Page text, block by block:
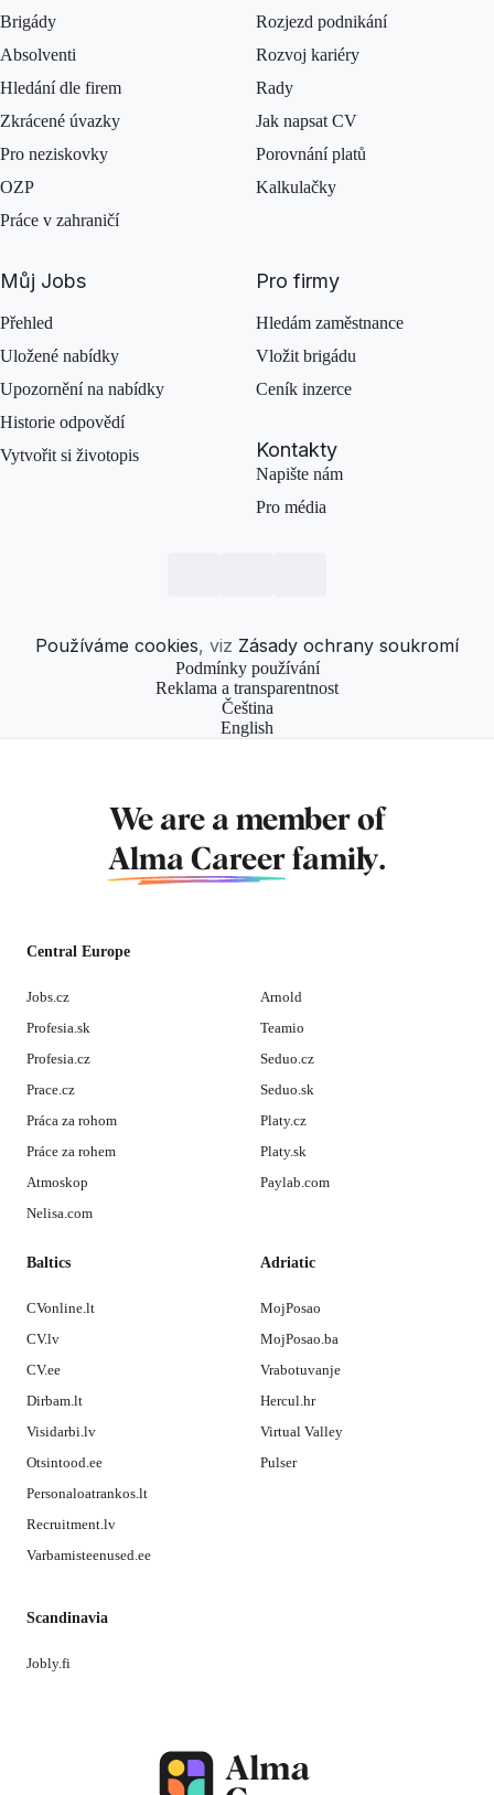
Brigády
Absolventi
Hledání dle firem
Zkrácené úvazky
Pro neziskovky
OZP
Práce v zahraničí
Rozjezd podnikání
Rozvoj kariéry
Rady
Jak napsat CV
Porovnání platů
Kalkulačky
Můj Jobs
Přehled
Uložené nabídky
Upozornění na nabídky
Historie odpovědí
Vytvořit si životopis
Pro firmy
Hledám zaměstnance
Vložit brigádu
Ceník inzerce
Kontakty
Napište nám
Pro média
Používáme cookies, viz Zásady ochrany soukromí
Podmínky používání
Reklama a transparentnost
Čeština
English
We are a member of
Alma Career family.
Central Europe
Jobs.cz
Profesia.sk
Profesia.cz
Prace.cz
Práca za rohom
Práce za rohem
Atmoskop
Nelisa.com
Arnold
Teamio
Seduo.cz
Seduo.sk
Platy.cz
Platy.sk
Paylab.com
Baltics
CVonline.lt
CV.lv
CV.ee
Dirbam.lt
Visidarbi.lv
Otsintood.ee
Personaloatrankos.lt
Recruitment.lv
Varbamisteenused.ee
Adriatic
MojPosao
MojPosao.ba
Vrabotuvanje
Hercul.hr
Virtual Valley
Pulser
Scandinavia
Jobly.fi